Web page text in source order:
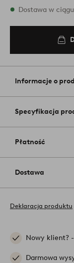
W magazynie
Dostawa w
Informacje o
Specyfikacja
Płatność
Dostawa
Deklaracja produktu
Nowy klient? -
Darmowa